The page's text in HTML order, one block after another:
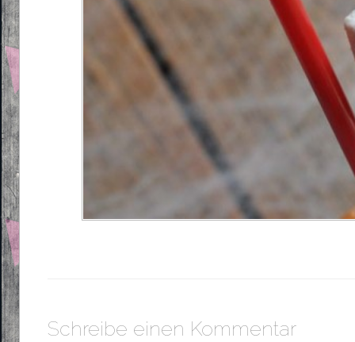
Schreibe einen Kommentar